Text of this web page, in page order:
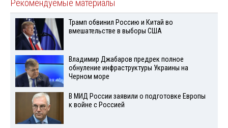
Рекомендуемые материалы
Трамп обвинил Россию и Китай во
вмешательстве в выборы США
Владимир Джабаров предрек полное
обнуление инфраструктуры Украины на
Черном море
В МИД России заявили о подготовке Европы
к войне с Россией